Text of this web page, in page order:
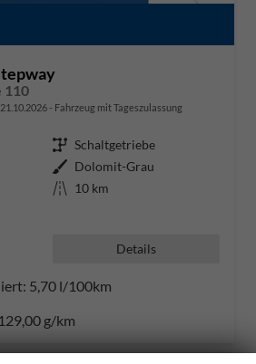
110
21.10.2026 Fahrzeug mit Tageszulassung
Getriebe Schaltgetriebe
Außenfarbe Dolomit-Grau
Kilometerstand 10 km
Details
5,70 l/100km
129,00 g/km